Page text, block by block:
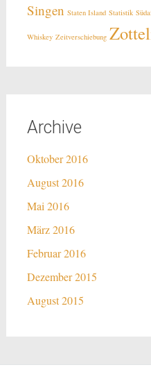
Singen Staten Island Statistik
Whiskey Zeitverschiebung
Archive
Oktober 2016
August 2016
Mai 2016
März 2016
Februar 2016
Dezember 2015
August 2015